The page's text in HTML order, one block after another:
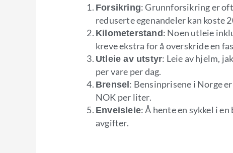
Forsikring: Grunnforsikring er
reduserte egenandeler kan koste
Kilometerstand: Noen utleie
kreve ekstra for å overskride en
Utleie av utstyr: Leie av hjelm,
per vare per dag.
Brensel: Bensinprisene i Norge
NOK per liter.
Enveisleie: Å hente en sykkel i
avgifter.